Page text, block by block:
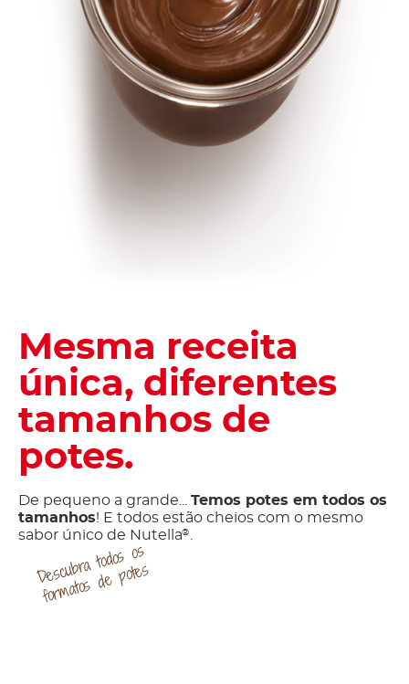
Mesma receita
única, diferentes
tamanhos de
potes.
De pequeno a grande... Temos potes em todos os
tamanhos! E todos estão cheios com o mesmo
sabor único de Nutella®
D
escu
bra
todos
os
for
matos
d
e
pot
es